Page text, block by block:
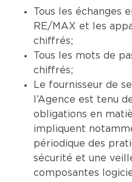
Tous les échanges
RE/MAX et les
chiffrés;
Tous les mots de
chiffrés;
Le fournisseur de
l’Agence est tenu
obligations en
impliquent
périodique des
sécurité et une
composantes